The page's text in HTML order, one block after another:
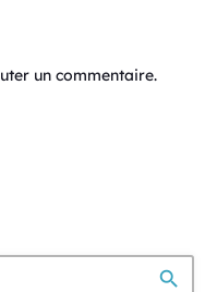
un commentaire.
search